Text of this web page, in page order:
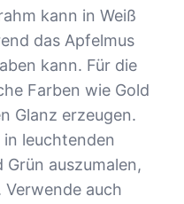
kann in Weiß
das Apfelmus
kann. Für die
Farben wie Gold
Glanz erzeugen.
leuchtenden
Grün auszumalen,
auch